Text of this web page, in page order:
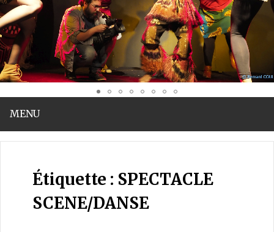
MENU
Étiquette : SPECTACLE
SCENE/DANSE